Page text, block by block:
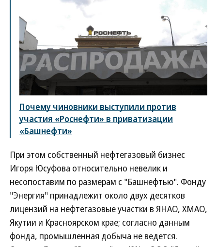
Почему чиновники выступили против
участия «Роснефти» в приватизации
«Башнефти»
При этом собственный нефтегазовый бизнес
Игоря Юсуфова относительно невелик и
несопоставим по размерам с "Башнефтью". Фонду
"Энергия" принадлежит около двух десятков
лицензий на нефтегазовые участки в ЯНАО, ХМАО,
Якутии и Красноярском крае; согласно данным
фонда, промышленная добыча не ведется.